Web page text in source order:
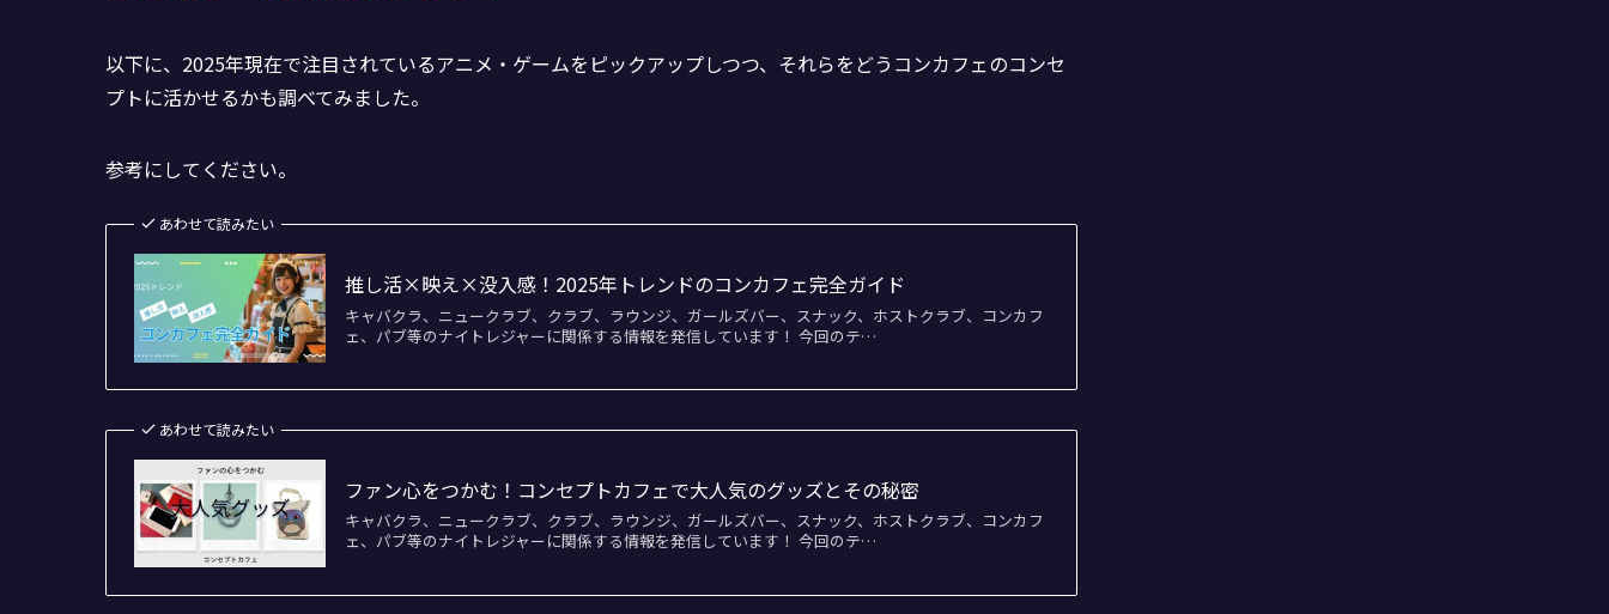
以下に、2025年現在で注目されているアニメ・ゲームをピックアップしつつ、それらをどうコンカフェのコンセ
プトに活かせるかも調べてみました。
参考にしてください。
あわせて読みたい
推し活×映え×没入感！2025年トレンドのコンカフェ完全ガイド
キャバクラ、ニュークラブ、クラブ、ラウンジ、ガールズバー、スナック、ホストクラブ、コンカフ
ェ、パブ等のナイトレジャーに関係する情報を発信しています！ 今回のテ…
あわせて読みたい
ファン心をつかむ！コンセプトカフェで大人気のグッズとその秘密
キャバクラ、ニュークラブ、クラブ、ラウンジ、ガールズバー、スナック、ホストクラブ、コンカフ
ェ、パブ等のナイトレジャーに関係する情報を発信しています！ 今回のテ…